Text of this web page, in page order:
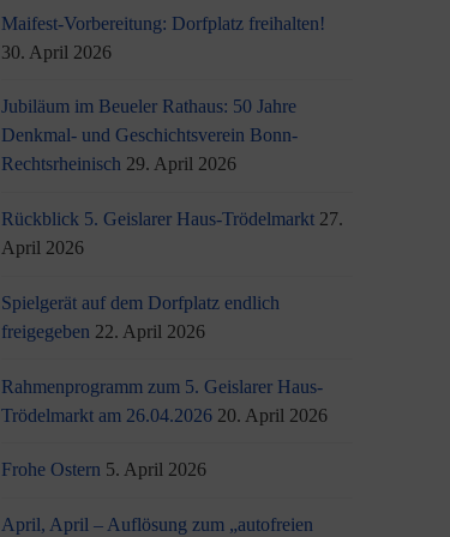
Maifest-Vorbereitung: Dorfplatz freihalten!
30. April 2026
Jubiläum im Beueler Rathaus: 50 Jahre
Denkmal- und Geschichtsverein Bonn-
Rechtsrheinisch 29. April 2026
Rückblick 5. Geislarer Haus-Trödelmarkt 27.
April 2026
Spielgerät auf dem Dorfplatz endlich
freigegeben 22. April 2026
Rahmenprogramm zum 5. Geislarer Haus-
Trödelmarkt am 26.04.2026 20. April 2026
Frohe Ostern 5. April 2026
April, April – Auflösung zum „autofreien